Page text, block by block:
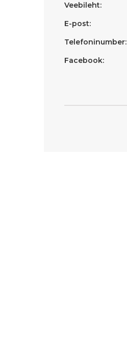
Veebileht:
E-post:
Telefoninumber:
Facebook: